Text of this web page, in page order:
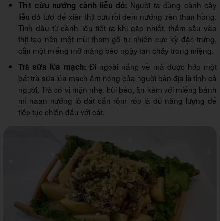
Thịt cừu nướng cành liễu đỏ: Người ta dùng cành cây
liễu đỏ tươi để xiên thịt cừu rồi đem nướng trên than hồng.
Tinh dầu từ cành liễu tiết ra khi gặp nhiệt, thấm sâu vào
thịt tạo nên một mùi thơm gỗ tự nhiên cực kỳ đặc trưng,
cắn một miếng mỡ màng béo ngậy tan chảy trong miệng.
Trà sữa lúa mạch: Đi ngoài nắng về mà được hớp một
bát trà sữa lúa mạch ấm nóng của người bản địa là tỉnh cả
người. Trà có vị mặn nhẹ, bùi béo, ăn kèm với miếng bánh
mì naan nướng lò đất cắn rôm rốp là đủ năng lượng để
tiếp tục chiến đấu với cát.